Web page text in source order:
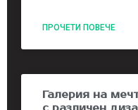
ПРОЧЕТИ ПОВЕЧЕ
Галерия на